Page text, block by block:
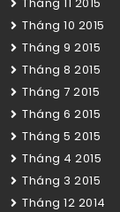
Tháng 10 2015
Tháng 9 2015
Tháng 8 2015
Tháng 7 2015
Tháng 6 2015
Tháng 5 2015
Tháng 4 2015
Tháng 3 2015
Tháng 12 2014